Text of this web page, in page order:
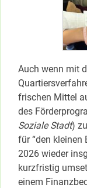
Auch wenn mit
frischen Mittel
des
Soziale Stadt)
für “den kleinen
2026 wieder
kurzfristig
einem